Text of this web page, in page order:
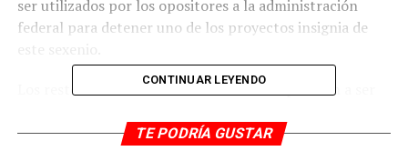
ser utilizados por los opositores a la administración
federal para detener uno de los proyectos insignia de
Los restos de estos animales extintos empezaron a ser
terminal aérea en diciembre de 2019.
CONTINUAR LEYENDO
TE PODRÍA GUSTAR